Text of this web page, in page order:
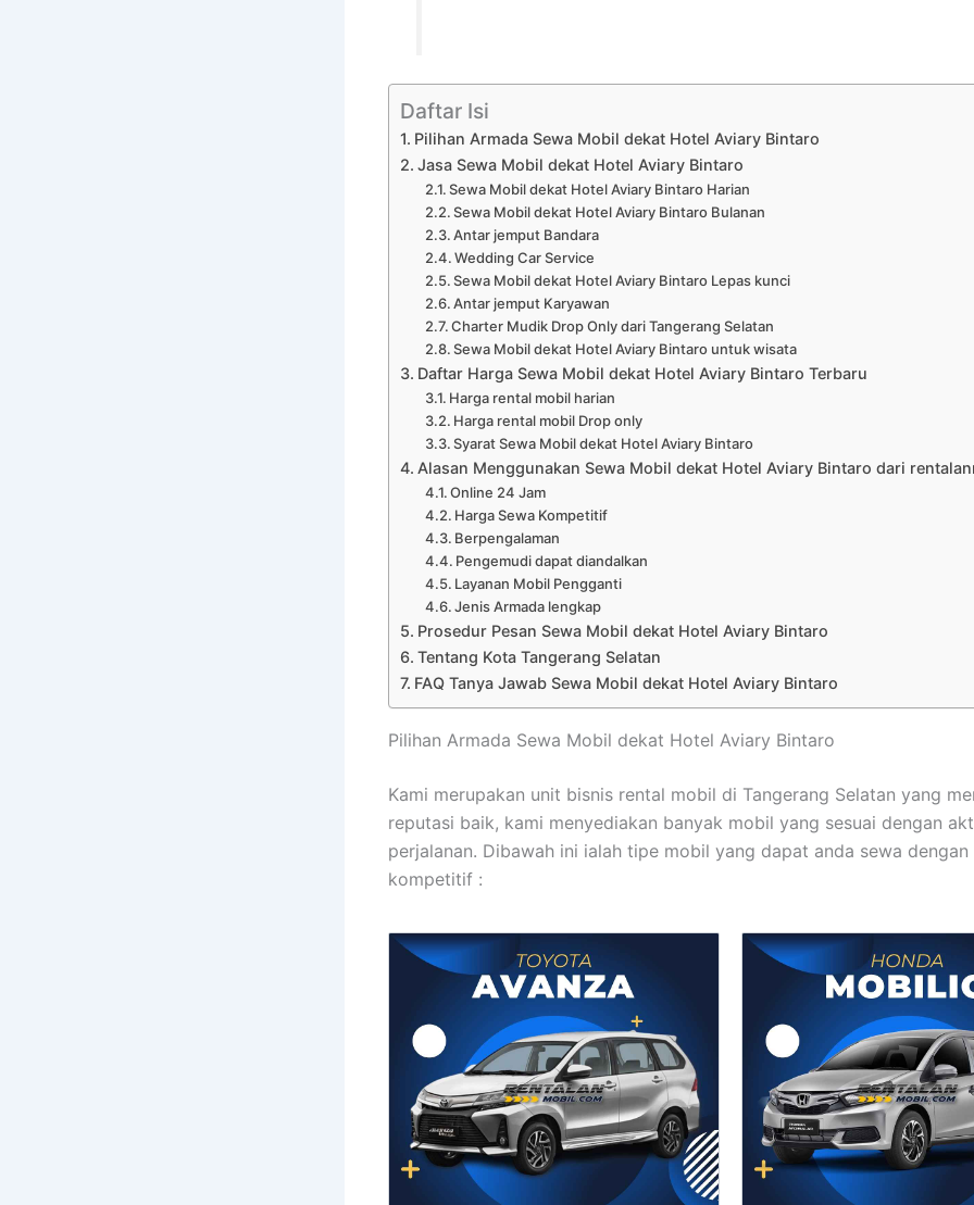
Daftar Isi
Pilihan Armada Sewa Mobil dekat Hotel Aviary Bintaro
Jasa Sewa Mobil dekat Hotel Aviary Bintaro
Sewa Mobil dekat Hotel Aviary Bintaro Harian
Sewa Mobil dekat Hotel Aviary Bintaro Bulanan
Antar jemput Bandara
Wedding Car Service
Sewa Mobil dekat Hotel Aviary Bintaro Lepas kunci
Antar jemput Karyawan
Charter Mudik Drop Only dari Tangerang Selatan
Sewa Mobil dekat Hotel Aviary Bintaro untuk wisata
Daftar Harga Sewa Mobil dekat Hotel Aviary Bintaro Terbaru
Harga rental mobil harian
Harga rental mobil Drop only
Syarat Sewa Mobil dekat Hotel Aviary Bintaro
Alasan Menggunakan Sewa Mobil dekat Hotel Aviary Bintaro dari
Online 24 Jam
Harga Sewa Kompetitif
Berpengalaman
Pengemudi dapat diandalkan
Layanan Mobil Pengganti
Jenis Armada lengkap
Prosedur Pesan Sewa Mobil dekat Hotel Aviary Bintaro
Tentang Kota Tangerang Selatan
FAQ Tanya Jawab Sewa Mobil dekat Hotel Aviary Bintaro
Pilihan Armada Sewa Mobil dekat Hotel Aviary Bintaro
Kami merupakan unit bisnis rental mobil di Tangerang Selatan yang
reputasi baik, kami menyediakan banyak mobil yang sesuai dengan
perjalanan. Dibawah ini ialah tipe mobil yang dapat anda sewa dengan
kompetitif :